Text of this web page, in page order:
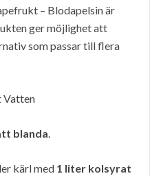
– Blodapelsin är
ger möjlighet att
som passar till flera
Vatten
blanda.
kärl med 1 liter kolsyrat